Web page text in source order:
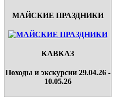
МАЙСКИЕ ПРАЗДНИКИ
КАВКАЗ
Походы и экскурсии 29.04.26 -
10.05.26